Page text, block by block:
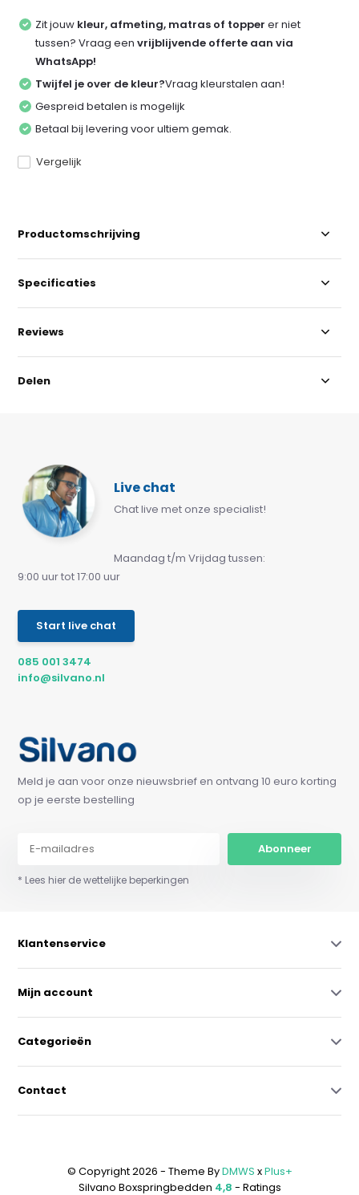
Zit jouw kleur, afmeting, matras of topper er niet
tussen? Vraag eenvrijblijvende offerte aan via
WhatsApp!
Twijfel je over de kleur?Vraag kleurstalen aan!
Gespreid betalen is mogelijk
Betaal bij levering voor ultiem gemak.
Vergelijk
Productomschrijving
Specificaties
Reviews
Delen
Live chat
Chat live met onze specialist!
Maandag t/m Vrijdag tussen:
9:00 uur tot 17:00 uur
Start live chat
085 001 3474
info@silvano.nl
Meld je aan voor onze nieuwsbrief en ontvang 10 euro korting
op je eerste bestelling
Abonneer
* Lees hier de wettelijke beperkingen
Klantenservice
Mijn account
Categorieën
Contact
© Copyright 2026 - Theme ByDMWS xPlus+
Silvano Boxspringbedden 4,8 - Ratings